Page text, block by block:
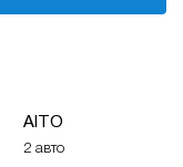
AITO
2 авто